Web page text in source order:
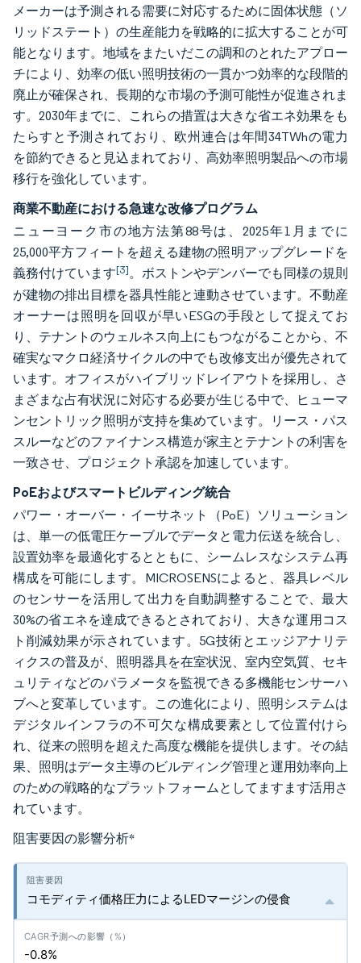
メーカーは予測される需要に対応するために固体状態（ソ
リッドステート）の生産能力を戦略的に拡大することが可
能となります。地域をまたいだこの調和のとれたアプロー
チにより、効率の低い照明技術の一貫かつ効率的な段階的
廃止が確保され、長期的な市場の予測可能性が促進されま
す。2030年までに、これらの措置は大きな省エネ効果をも
たらすと予測されており、欧州連合は年間34TWhの電力
を節約できると見込まれており、高効率照明製品への市場
移行を強化しています。
商業不動産における急速な改修プログラム
ニューヨーク市の地方法第88号は、2025年1月までに
25,000平方フィートを超える建物の照明アップグレードを
義務付けています[3]。ボストンやデンバーでも同様の規則
が建物の排出目標を器具性能と連動させています。不動産
オーナーは照明を回収が早いESGの手段として捉えてお
り、テナントのウェルネス向上にもつながることから、不
確実なマクロ経済サイクルの中でも改修支出が優先されて
います。オフィスがハイブリッドレイアウトを採用し、さ
まざまな占有状況に対応する必要が生じる中で、ヒューマ
ンセントリック照明が支持を集めています。リース・パス
スルーなどのファイナンス構造が家主とテナントの利害を
一致させ、プロジェクト承認を加速しています。
PoEおよびスマートビルディング統合
パワー・オーバー・イーサネット（PoE）ソリューション
は、単一の低電圧ケーブルでデータと電力伝送を統合し、
設置効率を最適化するとともに、シームレスなシステム再
構成を可能にします。MICROSENSによると、器具レベル
のセンサーを活用して出力を自動調整することで、最大
30%の省エネを達成できるとされており、大きな運用コス
ト削減効果が示されています。5G技術とエッジアナリテ
ィクスの普及が、照明器具を在室状況、室内空気質、セキ
ュリティなどのパラメータを監視できる多機能センサーハ
ブへと変革しています。この進化により、照明システムは
デジタルインフラの不可欠な構成要素として位置付けら
れ、従来の照明を超えた高度な機能を提供します。その結
果、照明はデータ主導のビルディング管理と運用効率向上
のための戦略的なプラットフォームとしてますます活用さ
れています。
阻害要因の影響分析*
コモディティ価格圧力によるLEDマージンの侵食
-0.8%